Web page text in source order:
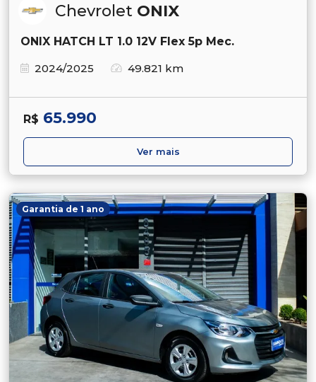
Chevrolet ONIX
ONIX HATCH LT 1.0 12V Flex 5p Mec.
2024/2025
49.821 km
R$ 65.990
Ver mais
Garantia de 1 ano